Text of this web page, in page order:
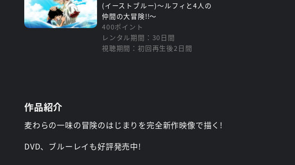
(イーストブルー)～ルフィと4人の
仲間の大冒険!!～
400ポイント
レンタル期間：30日間
視聴期間：初回再生後2日間
作品紹介
麦わらの一味の冒険のはじまりを完全新作映像で描く!
DVD、ブルーレイも好評発売中!